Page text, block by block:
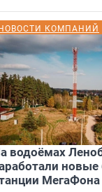
НОВОСТИ КОМПАНИЙ
водоёмах
МегаФона